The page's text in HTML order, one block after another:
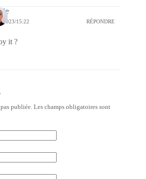
2023/15:22 RÉPONDRE
it ?
publiée. Les champs obligatoires sont